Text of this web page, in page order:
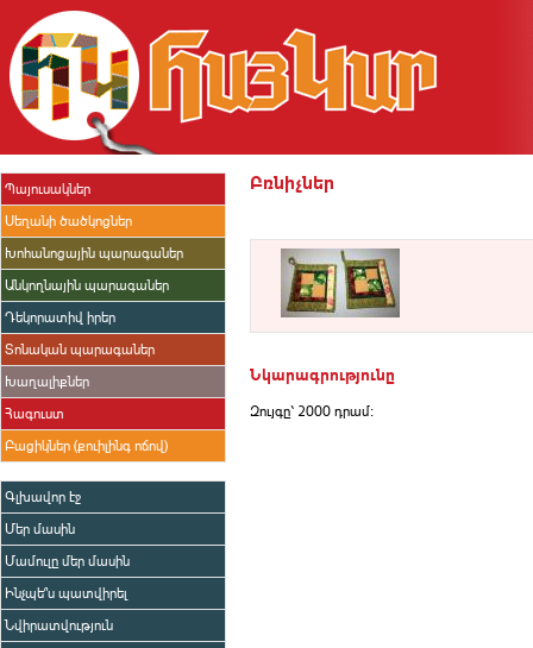
Բռնիչներ
Նկարագրությունը
Զույգը՝ 2000 դրամ:
Պայուսակներ
Սեղանի ծածկոցներ
Խոհանոցային պարագաներ
Անկողնային պարագաներ
Դեկորատիվ իրեր
Տոնական պարագաներ
Խաղալիքներ
Հագուստ
Բացիկներ (քուիլինգ ոճով)
Գլխավոր էջ
Մեր մասին
Մամուլը մեր մասին
Ինչպե՞ս պատվիրել
Նվիրատվություն